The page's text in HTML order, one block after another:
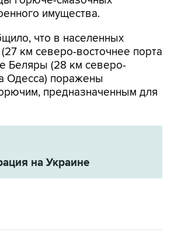
имущества.
что в населенных
км северо-восточнее порта
Беляры (28 км северо-
Одесса) поражены
предназначенным для
на Украине